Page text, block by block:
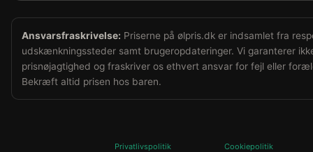
Ansvarsfraskrivelse: Priserne på ølpris.dk er indsamlet fra
udskænkningssteder samt brugeropdateringer. Vi garanterer
prisnøjagtighed og fraskriver os ethvert ansvar for fejl eller
Bekræft altid prisen hos baren.
Privatlivspolitik
Cookiepolitik